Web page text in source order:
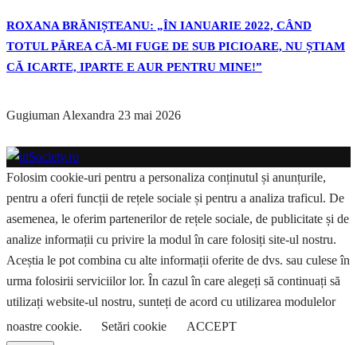
ROXANA BRĂNIȘTEANU: „ÎN IANUARIE 2022, CÂND
TOTUL PĂREA CĂ-MI FUGE DE SUB PICIOARE, NU ȘTIAM
CĂ ICARTE, IPARTE E AUR PENTRU MINE!”
Gugiuman Alexandra 23 mai 2026
Folosim cookie-uri pentru a personaliza conținutul și anunțurile,
pentru a oferi funcții de rețele sociale și pentru a analiza traficul. De
asemenea, le oferim partenerilor de rețele sociale, de publicitate și de
analize informații cu privire la modul în care folosiți site-ul nostru.
Aceștia le pot combina cu alte informații oferite de dvs. sau culese în
urma folosirii serviciilor lor. În cazul în care alegeți să continuați să
utilizați website-ul nostru, sunteți de acord cu utilizarea modulelor
noastre cookie.
Setări cookie ACCEPT